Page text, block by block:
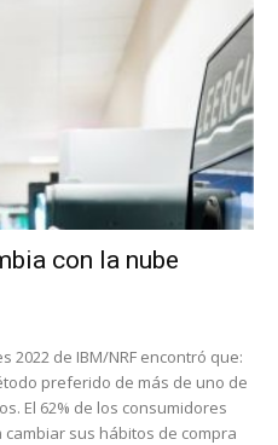
con la nube
2022 de IBM/NRF encontró que:
preferido de más de uno de
El 62% de los consumidores
sus hábitos de compra